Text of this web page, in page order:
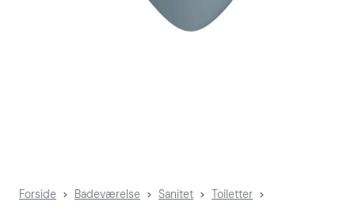
Forside > Badeværelse > Sanitet > Toiletter >